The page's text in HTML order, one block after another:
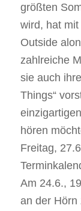
größten
wird, hat mit
Outside
zahlreiche
sie auch
Things“
hören
Freitag,
Am 24.6.,
an der Hörn